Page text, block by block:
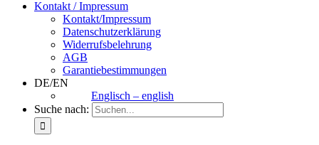
Kontakt / Impressum
Kontakt/Impressum
Datenschutzerklärung
Widerrufsbelehrung
AGB
Garantiebestimmungen
DE/EN
Englisch – english
Suche nach: